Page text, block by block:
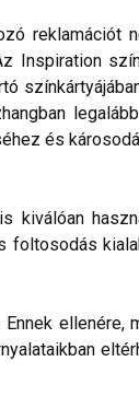
reklamációt
Inspiration
és
kiválóan
foltosodás
ellenére,